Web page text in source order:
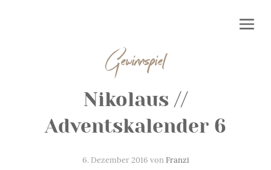
Gewinnspiel
Nikolaus //
Adventskalender 6
6. Dezember 2016 vonFranzi